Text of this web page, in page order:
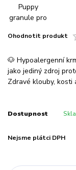
Ohodnotit produkt
🐶 Hypoalergenní
jako jediný zdroj
Zdravé klouby, kosti
Dostupnost
Nejsme plátci DPH